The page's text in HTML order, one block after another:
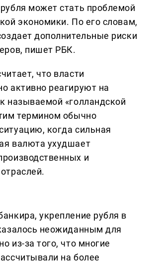
может стать проблемой
экономики. По его словам,
дополнительные риски
пишет РБК.
что власти
активно реагируют на
называемой «голландской
термином обычно
когда сильная
валюта ухудшает
и
укрепление рубля в
неожиданным для
из-за того, что многие
на более